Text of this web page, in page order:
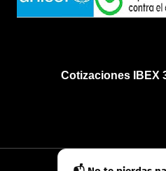
Cotizaciones IBEX